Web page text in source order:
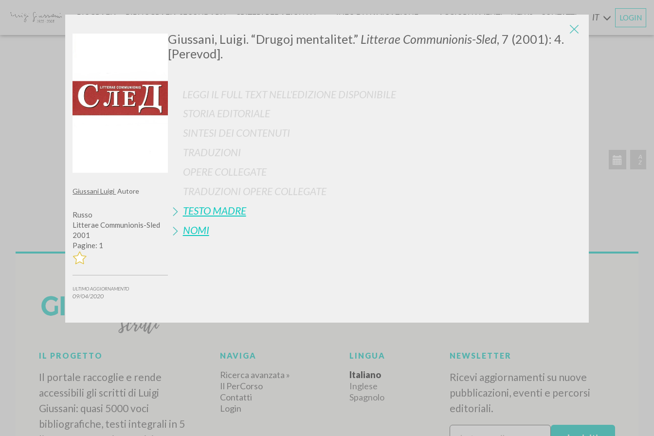
Giussani Luigi Autore
Russo
Litterae Communionis-Sled
2001
Pagine: 1
ULTIMO AGGIORNAMENTO
09/04/2020
Giussani, Luigi. “Drugoj mentalitet.” Litterae Communionis-Sled, 7 (2001): 4.
[Perevod].
LEGGI IL FULL TEXT NELL'EDIZIONE DISPONIBILE
STORIA EDITORIALE
SINTESI DEI CONTENUTI
TRADUZIONI
OPERE COLLEGATE
TRADUZIONI OPERE COLLEGATE
TESTO MADRE
NOMI
LUIGI
GIUSSANI
scritti
BIOGRAFIA BIBLIOGRAFIA SECONDARIA CRITERI REDAZIONALI INFO DI NAVIGAZIONE AGGIORNAMENTIENEWS CONTATTI IT LOGIN
TIPOLOGIA OPERA LINGUA ATTIVITÀ RECENTI